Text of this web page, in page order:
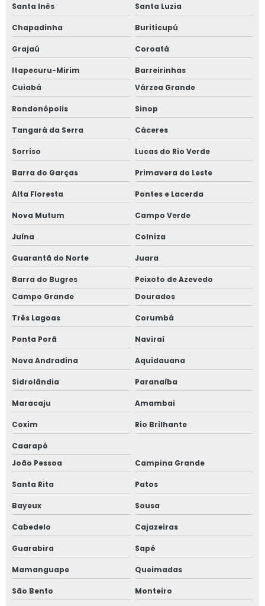
Santa Inês Santa Luzia
Chapadinha Buriticupú
Grajaú Coroatá
Itapecuru-Mirim
Barreirinhas
Cuiabá
Várzea Grande
Rondonópolis Sinop
Tangará da Serra Cáceres
Sorriso Lucas do Rio Verde
Barra do Garças Primavera do Leste
Alta Floresta Pontes e Lacerda
Nova Mutum Campo Verde
Juína Colniza
Guarantã do Norte Juara
Barra do Bugres
Peixoto de Azevedo
Campo Grande
Dourados
Três Lagoas Corumbá
Ponta Porã Naviraí
Nova Andradina Aquidauana
Sidrolândia Paranaíba
Maracaju Amambai
Coxim Rio Brilhante
Caarapó
João Pessoa
Campina Grande
Santa Rita Patos
Bayeux Sousa
Cabedelo Cajazeiras
Guarabira Sapé
Mamanguape Queimadas
São Bento Monteiro